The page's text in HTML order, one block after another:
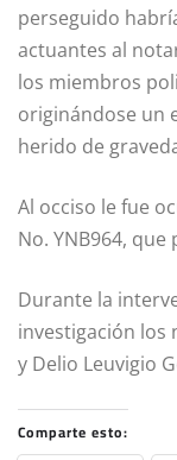
perseguido
actuantes al
los miembros
originándose un
herido de
Al occiso le fue
No. YNB964,
Durante la
investigación los
y Delio Leuvigio
Comparte esto: